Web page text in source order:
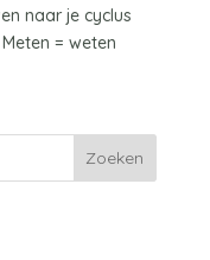
naar je cyclus
= weten
Zoeken